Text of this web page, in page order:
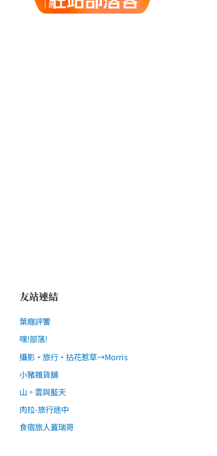
友站連結
葉癮評饗
嘿!部落!
攝影‧旅行‧拈花惹草→Morris
小豬雜貨舖
山。雲與藍天
肉拉-旅行途中
食宿旅人蓋瑞哥